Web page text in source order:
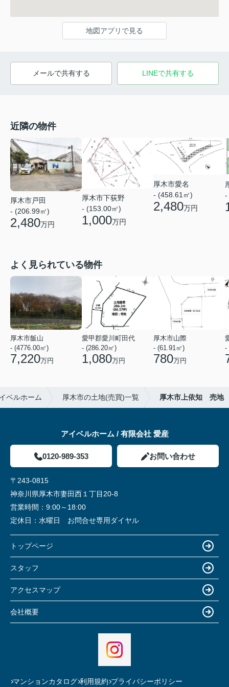
地図アプリで見る
メールで共有する LINEで共有する
近隣の物件
厚木市戸田
- (206.99㎡)
2,480万円
厚木市下荻野
- (153.00㎡)
1,000万円
厚木市愛名
- (458.61㎡)
2,480万円
-
よく見られている物件
厚木市飯山
- (4776.00㎡)
7,220万円
愛甲郡愛川町田代
- (286.20㎡)
1,080万円
厚木市山際
- (61.91㎡)
780万円
-
ベルホーム 厚木市の土地(売買)一覧 厚木市上依知 売地
アイベルホーム / 有限会社 愛産
0120-989-353 お問い合わせ
〒243-0815
神奈川県厚木市妻田西１丁目20-8
営業時間： 9:00～18:00
定休日： 水曜日 お問合せ専用ダイヤル
トップページ
スタッフ
アクセスマップ
会社概要
マンションカタログ 利用規約 プライバシーポリシー